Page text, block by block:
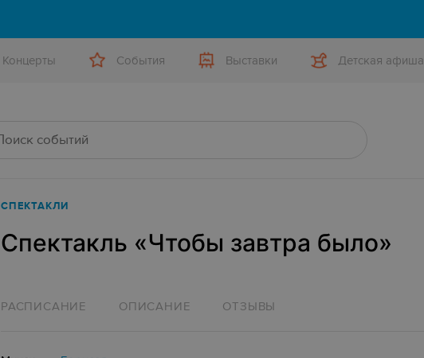
Концерты События Выставки Детская афиша
СПЕКТАКЛИ
Спектакль «‎Чтобы завтра было»‎
РАСПИСАНИЕ ОПИСАНИЕ ОТЗЫВЫ